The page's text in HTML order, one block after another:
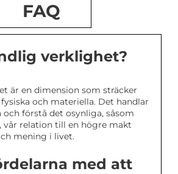
FAQ
verklighet?
är en dimension som sträcker
och materiella. Det handlar
förstå det osynliga, såsom
vår relation till en högre makt
mening i livet.
med att